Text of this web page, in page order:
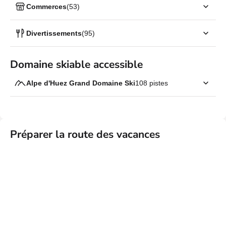
Domaine skiable accessible
Préparer la route des vacances